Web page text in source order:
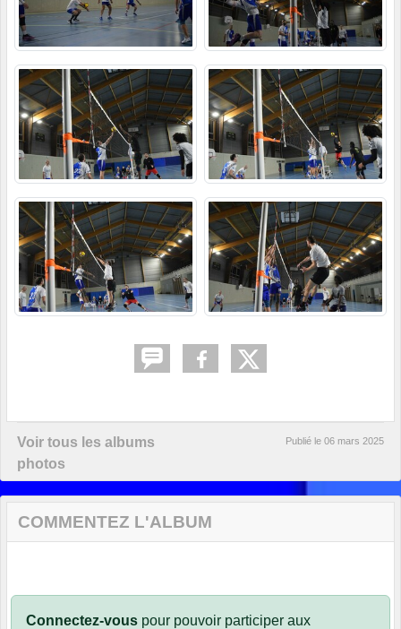
Voir tous les albums
photos
Publié le 06 mars 2025
COMMENTEZ L'ALBUM
Connectez-vous pour pouvoir participer aux